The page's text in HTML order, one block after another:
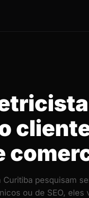
pesquisam
ou de SEO,